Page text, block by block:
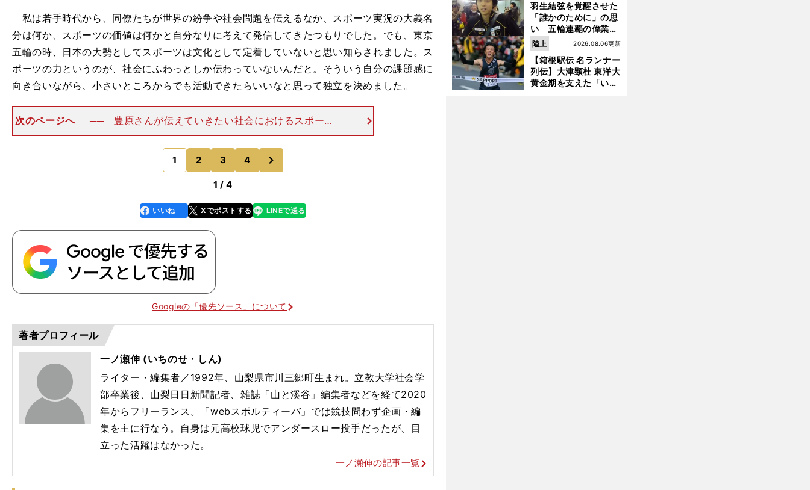
私は若手時代から、同僚たちが世界の紛争や社会問題を伝えるなか、スポーツ実況の大義名
分は何か、スポーツの価値は何かと自分なりに考えて発信してきたつもりでした。でも、東京
五輪の時、日本の大勢としてスポーツは文化として定着していないと思い知らされました。ス
ポーツの力というのが、社会にふわっとしか伝わっていないんだと。そういう自分の課題感に
向き合いながら、小さいところからでも活動できたらいいなと思って独立を決めました。
次のページへ
── 豊原さんが伝えていきたい社会におけるスポーツ
の価値とは、どんなところにあるのでしょう。豊原 ひとつに、人材育
成の点で、スポーツによって多様な能力が養われると考えています。私
自身、（学生時代に）
1 2 3 4
のページへ
1 / 4
faceboo
k
いいね Xでポストする
line LINEで送る
Googleの「優先ソース」について
著者プロフィール
一ノ瀬伸 (いちのせ・しん)
ライター・編集者／1992年、山梨県市川三郷町生まれ。立教大学社会学
部卒業後、山梨日日新聞記者、雑誌「山と溪谷」編集者などを経て2020
年からフリーランス。「webスポルティーバ」では競技問わず企画・編
集を主に行なう。 自身は元高校球児でアンダースロー投手だったが、目
立った活躍はなかった。
一ノ瀬伸の記事一覧
羽生結弦を覚醒させた
「誰かのために」の思
い 五輪連覇の偉業へ
の道のり
新
【箱根駅伝 名ランナー
列伝】大津顕杜 東洋大
黄金期を支えた「いぶ
2026.08.06更新
陸上